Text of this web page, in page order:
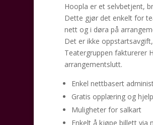
Hoopla er et selvbetjent,
Dette gjør det enkelt for
nett og i døra på
Det er ikke
Teatergruppen fakturerer
arrangementslutt.
Enkel nettbasert
Gratis opplæring og hjelp
Muligheter for salkart
Enkelt å kjøpe billett via